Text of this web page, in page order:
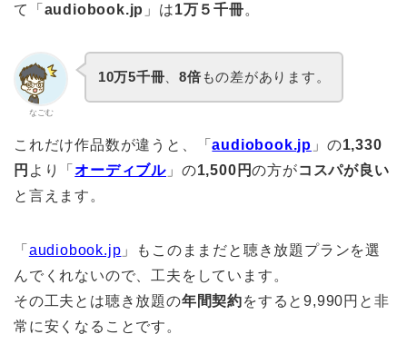
て「 audiobook.jp 」は1万５千冊。
なごむ
10万5千冊 、8倍 もの差があります。
これだけ作品数が違うと、「audiobook.jp 」の1,330
円 より「オーディブル 」の1,500円の方がコスパが良い
と言えます。
「 audiobook.jp 」もこのままだと聴き放題プランを選
んでくれないので、工夫をしています。
その工夫とは聴き放題の年間契約をすると9,990円と非
常に安くなることです。